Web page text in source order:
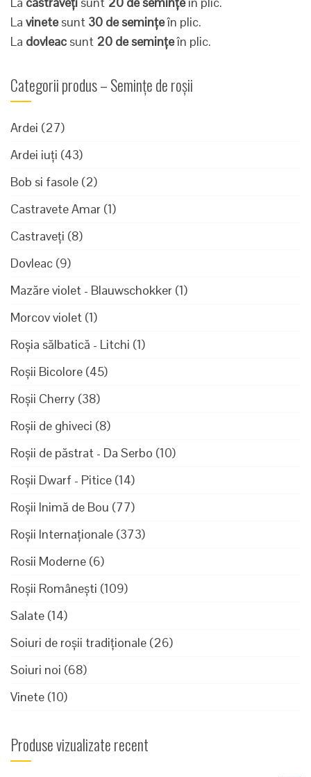
La vinetesunt 30 de semințeîn plic.
La dovleac sunt 20 de semințeîn plic.
Categorii produs – Semințe de roșii
Ardei (27)
Ardei iuți (43)
Bob si fasole (2)
Castravete Amar (1)
Castraveți (8)
Dovleac (9)
Mazăre violet - Blauwschokker (1)
Morcov violet (1)
Roșia sălbatică - Litchi (1)
Roșii Bicolore (45)
Roșii Cherry (38)
Roșii de ghiveci (8)
Roșii de păstrat - Da Serbo (10)
Roșii Dwarf - Pitice (14)
Roșii Inimă de Bou (77)
Roșii Internaționale (373)
Rosii Moderne (6)
Roșii Românești (109)
Salate (14)
Soiuri de roșii tradiționale (26)
Soiuri noi (68)
Vinete (10)
Produse vizualizate recent